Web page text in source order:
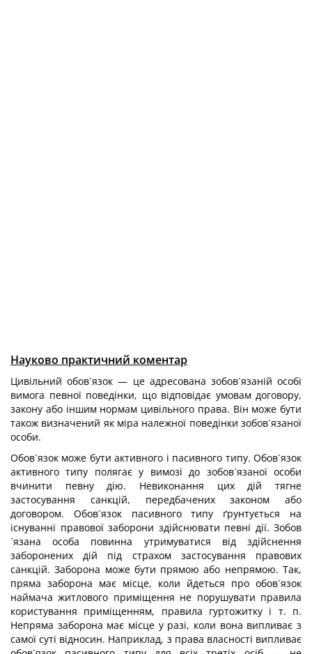
Науково практичний коментар
Цивільний обов´язок — це адресована зобов´язаній особі
вимога певної поведінки, що відповідає умовам договору,
закону або іншим нормам цивільного права. Він може бути
також визначений як міра належної поведінки зобов´язаної
особи.
Обов´язок може бути активного і пасивного типу. Обов´язок
активного типу полягає у вимозі до зобов´язаної особи
вчинити певну дію. Невиконання цих дій тягне
застосування санкцій, передбачених законом або
договором. Обов´язок пасивного типу ґрунтується на
існуванні правової заборони здійснювати певні дії. Зобов
´язана особа повинна утримуватися від здійснення
заборонених дій під страхом застосування правових
санкцій. Заборона може бути прямою або непрямою. Так,
пряма заборона має місце, коли йдеться про обов´язок
наймача житлового приміщення не порушувати правила
користування приміщенням, правила гуртожитку і т. п.
Непряма заборона має місце у разі, коли вона випливає з
самої суті відносин. Наприклад, з права власності випливає